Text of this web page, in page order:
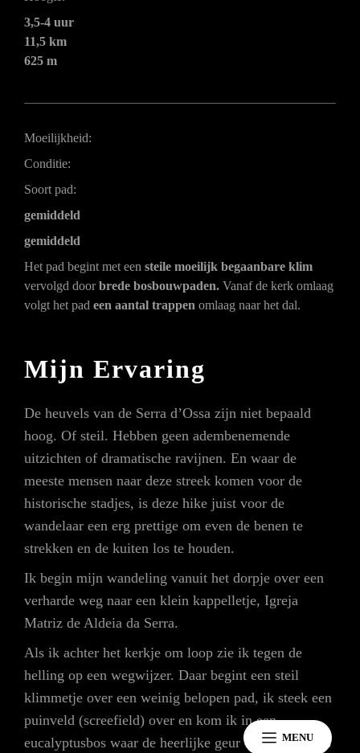
MENU
3,5-4 uur
11,5 km
625 m
Moeilijkheid:
Conditie:
Soort pad:
gemiddeld
gemiddeld
Het pad begint met een steile moeilijk begaanbare klim
vervolgd doorbrede bosbouwpaden. Vanaf de kerk omlaag
volgt het pad een aantal trappen omlaag naar het dal.
Mijn Ervaring
De heuvels van de Serra d’Ossa zijn niet bepaald
hoog. Of steil. Hebben geen adembenemende
uitzichten of dramatische ravijnen. En waar de
meeste mensen naar deze streek komen voor de
historische stadjes, is deze hike juist voor de
wandelaar een erg prettige om even de benen te
strekken en de kuiten los te houden.
Ik begin mijn wandeling vanuit het dorpje over een
verharde weg naar een klein kappelletje, Igreja
Matriz de Aldeia da Serra.
Als ik achter het kerkje om loop zie ik tegen de
helling op een wegwijzer. Daar begint een steil
klimmetje over een weinig belopen pad, ik steek een
puinveld (screefield) over en kom ik in een
eucalyptusbos waar de heerlijke geur van eucalyptus